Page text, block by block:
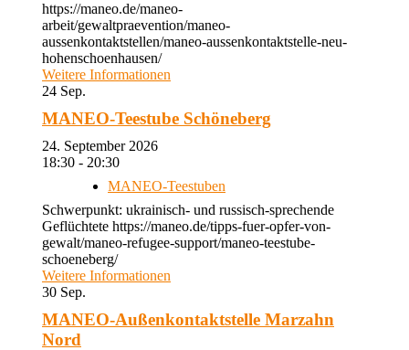
https://maneo.de/maneo-
arbeit/gewaltpraevention/maneo-
aussenkontaktstellen/maneo-aussenkontaktstelle-neu-
hohenschoenhausen/
Weitere Informationen
24 Sep.
MANEO-Teestube Schöneberg
24. September 2026
18:30 - 20:30
MANEO-Teestuben
Schwerpunkt: ukrainisch- und russisch-sprechende
Geflüchtete https://maneo.de/tipps-fuer-opfer-von-
gewalt/maneo-refugee-support/maneo-teestube-
schoeneberg/
Weitere Informationen
30 Sep.
MANEO-Außenkontaktstelle Marzahn
Nord